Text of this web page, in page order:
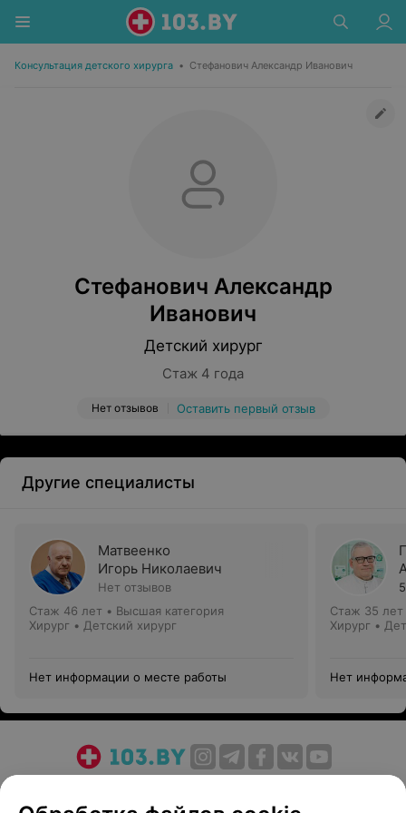
Консультация детского хирурга • Стефанович Александр Иванович
Стефанович Александр
Иванович
Детский хирург
Стаж 4 года
Нет отзывов Оставить первый отзыв
Другие специалисты
Матвеенко
Игорь Николаевич
Нет отзывов
Стаж 46 лет • Высшая категория
Хирург • Детский хирург
Нет информации о месте работы
Стаж 35 лет
Хирург •
Нет
Медицинский маркетинг
Публичный договор